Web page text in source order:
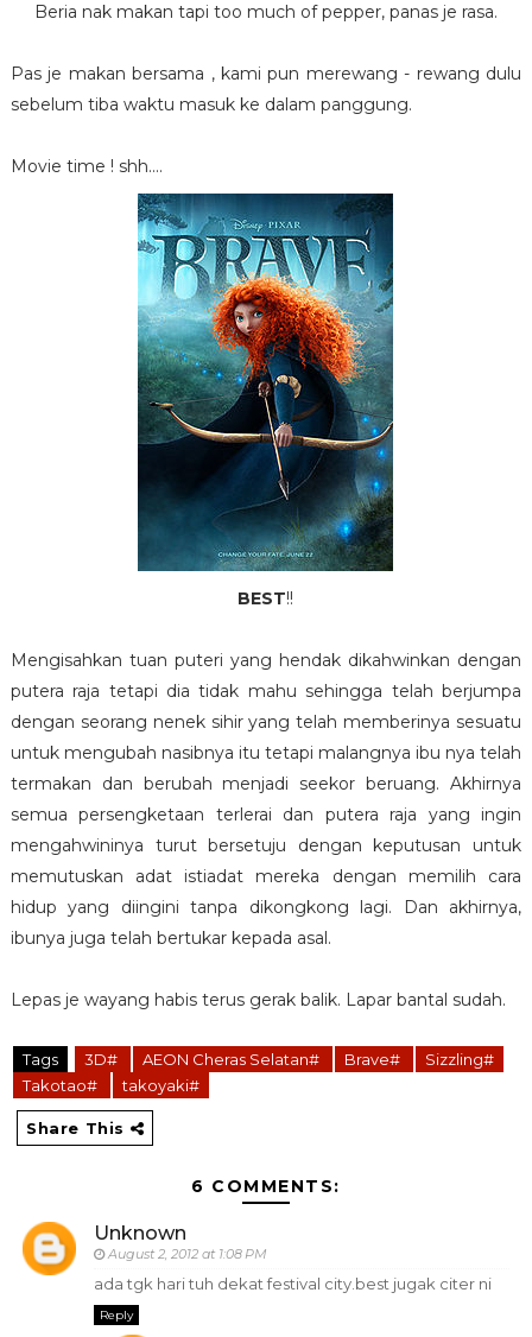
Beria nak makan tapi too much of pepper, panas je rasa.
Pas je makan bersama , kami pun merewang - rewang dulu
sebelum tiba waktu masuk ke dalam panggung.
Movie time ! shh....
BEST!!
Mengisahkan tuan puteri yang hendak dikahwinkan dengan
putera raja tetapi dia tidak mahu sehingga telah berjumpa
dengan seorang nenek sihir yang telah memberinya sesuatu
untuk mengubah nasibnya itu tetapi malangnya ibu nya telah
termakan dan berubah menjadi seekor beruang. Akhirnya
semua persengketaan terlerai dan putera raja yang ingin
mengahwininya turut bersetuju dengan keputusan untuk
memutuskan adat istiadat mereka dengan memilih cara
hidup yang diingini tanpa dikongkong lagi. Dan akhirnya,
ibunya juga telah bertukar kepada asal.
Lepas je wayang habis terus gerak balik. Lapar bantal sudah.
Tags 3D# AEON Cheras Selatan# Brave#
Sizzling#
Takotao#
takoyaki#
Share This
6 COMMENTS:
Unknown
August 2, 2012 at 1:08 PM
ada tgk hari tuh dekat festival city.best jugak citer ni
Reply